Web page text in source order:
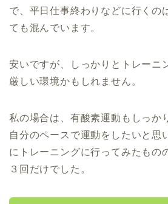
で、平日仕事終わりなどに行くの
ても混んでいます。
安いですが、しっかりとトレーニ
厳しい環境かもしれません。
私の場合は、有酸素運動もしっか
自分のペースで運動をしたいと思
にトレーニングに行ってみたもの
３回だけでした。